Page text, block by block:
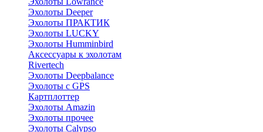
Эхолоты Deeper
Эхолоты ПРАКТИК
Эхолоты LUCKY
Эхолоты Humminbird
Аксессуары к эхолотам
Rivertech
Эхолоты Deepbalance
Эхолоты с GPS
Картплоттер
Эхолоты Amazin
Эхолоты прочее
Эхолоты Calypso